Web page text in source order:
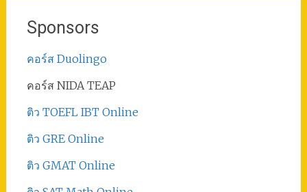
Sponsors
คอร์ส Duolingo
คอร์ส NIDA TEAP
ติว TOEFL IBT Online
ติว GRE Online
ติว GMAT Online